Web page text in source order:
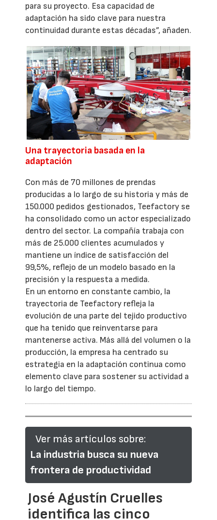
para su proyecto. Esa capacidad de
adaptación ha sido clave para nuestra
continuidad durante estas décadas”, añaden.
Una trayectoria basada en la
adaptación
Con más de 70 millones de prendas
producidas a lo largo de su historia y más de
150.000 pedidos gestionados, Teefactory se
ha consolidado como un actor especializado
dentro del sector. La compañía trabaja con
más de 25.000 clientes acumulados y
mantiene un índice de satisfacción del
99,5%, reflejo de un modelo basado en la
precisión y la respuesta a medida.
En un entorno en constante cambio, la
trayectoria de Teefactory refleja la
evolución de una parte del tejido productivo
que ha tenido que reinventarse para
mantenerse activa. Más allá del volumen o la
producción, la empresa ha centrado su
estrategia en la adaptación continua como
elemento clave para sostener su actividad a
lo largo del tiempo.
Ver más artículos sobre:
La industria busca su nueva
frontera de productividad
José Agustín Cruelles
identifica las cinco